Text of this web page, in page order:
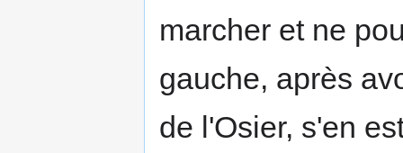
marcher et ne
gauche, après
de l'Osier, s'en